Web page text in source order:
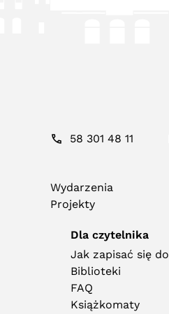
58 301 48 11
Wydarzenia
Projekty
Dla czytelnika
Jak zapisać się do
Biblioteki
FAQ
Książkomaty